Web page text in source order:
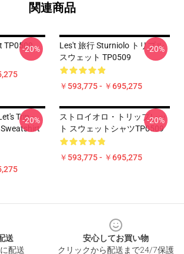
関連商品
TP0509
-20%
Les't 旅行 Sturniolo トリプル
スウェット TP0509
￥593,775 - ￥695,275
-20%
Trip -
-20%
ストロイオロ・トリップレッ
ト スウェットシャツTP0509
￥593,775 - ￥695,275
-20%
送
配送
安心してお買い物
クリックから配送まで24/7保護